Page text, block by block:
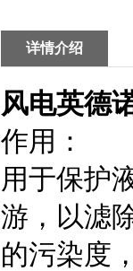
详情介绍
风电英德
作用：
用于保护
游，以滤
的污染度